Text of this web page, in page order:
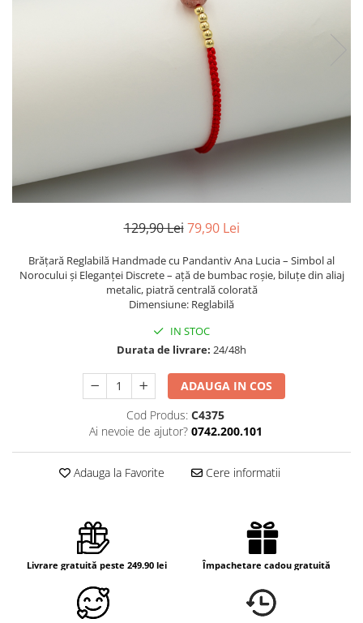
129,90 Lei 79,90 Lei
Brățară Reglabilă Handmade cu Pandantiv Ana Lucia – Simbol al
Norocului și Eleganței Discrete – ață de bumbac roșie, biluțe din aliaj
metalic, piatră centrală colorată
Dimensiune: Reglabilă
IN STOC
Durata de livrare: 24/48h
ADAUGA IN COS
Cod Produs: C4375
Ai nevoie de ajutor? 0742.200.101
Adauga la Favorite Cere informatii
Livrare gratuită peste 249.90 lei Împachetare cadou gratuită